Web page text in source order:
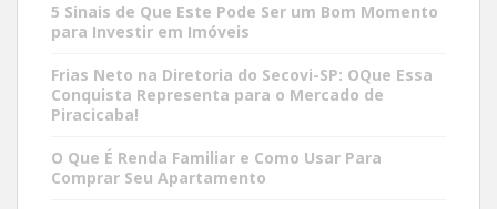
5 Sinais de Que Este Pode Ser um Bom Momento
para Investir em Imóveis
Frias Neto na Diretoria do Secovi-SP: OQue Essa
Conquista Representa para o Mercado de
Piracicaba!
O Que É Renda Familiar e Como Usar Para
Comprar Seu Apartamento